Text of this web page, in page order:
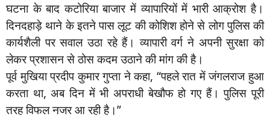
घटना के बाद कटोरिया बाजार में व्यापारियों में भारी आक्रोश है।
दिनदहाड़े थाने के इतने पास लूट की कोशिश होने से लोग पुलिस की
कार्यशैली पर सवाल उठा रहे हैं। व्यापारी वर्ग ने अपनी सुरक्षा को
लेकर प्रशासन से ठोस कदम उठाने की मांग की है।
पूर्व मुखिया प्रदीप कुमार गुप्ता ने कहा, “पहले रात में जंगलराज हुआ
करता था, अब दिन में भी अपराधी बेखौफ हो गए हैं। पुलिस पूरी
तरह विफल नजर आ रही है।”